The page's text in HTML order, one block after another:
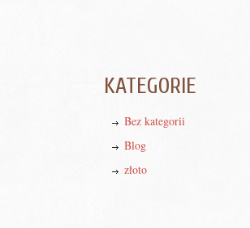
KATEGORIE
Bez kategorii
Blog
złoto